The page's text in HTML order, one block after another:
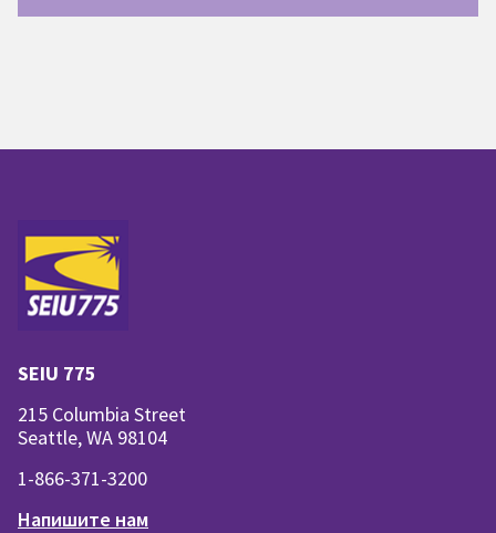
SEIU 775
215 Columbia Street
Seattle, WA 98104
1-866-371-3200
Напишите нам